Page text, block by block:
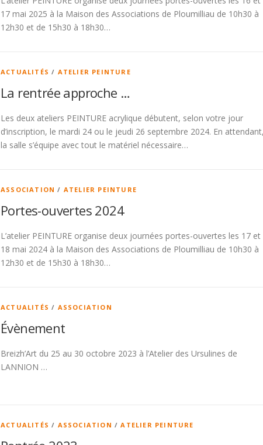
17 mai 2025 à la Maison des Associations de Ploumilliau de 10h30 à
12h30 et de 15h30 à 18h30…
ACTUALITÉS / ATELIER PEINTURE
La rentrée approche …
Les deux ateliers PEINTURE acrylique débutent, selon votre jour
d’inscription, le mardi 24 ou le jeudi 26 septembre 2024. En
la salle s’équipe avec tout le matériel nécessaire…
ASSOCIATION / ATELIER PEINTURE
Portes-ouvertes 2024
L’atelier PEINTURE organise deux journées portes-ouvertes les 17 et
18 mai 2024 à la Maison des Associations de Ploumilliau de 10h30 à
12h30 et de 15h30 à 18h30…
ACTUALITÉS / ASSOCIATION
Évènement
Breizh’Art du 25 au 30 octobre 2023 à l’Atelier des Ursulines de
LANNION …
ACTUALITÉS / ASSOCIATION /ATELIER PEINTURE